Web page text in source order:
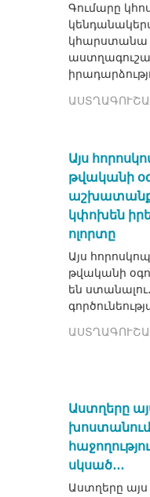
Գումարը
կհարստանա
Այս
թվականի
աշխատանք
կփոխեն
ոլորտը
Այս
թվականի
են
Աստղերը
սկսած․․․
Աստղերը այս